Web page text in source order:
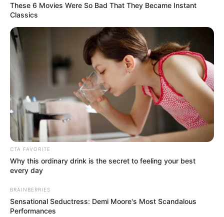
A műtét utáni napon már csodálatos javulást
tapasztaltak mozgásában, és állapota rohamosan
fejlődött. Beszéde és mozgása napról napra jobb
lett, és most, a 79 éves Koltai Róbert büszkén
állíthatja, hogy legyőzte a vészterhes időszakot, és
újra az öreg önmaga.
These 6 Movies Were So Bad That They Became Instant
Classics
CTA FAVORITE
Why this ordinary drink is the secret to feeling your best
every day
BRAINBERRIES
Sensational Seductress: Demi Moore's Most Scandalous
Performances